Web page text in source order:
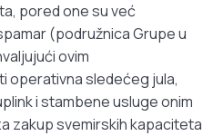
pored one su već
(podružnica Grupe u
ovim
operativna sledećeg jula,
i stambene usluge onim
zakup svemirskih kapaciteta